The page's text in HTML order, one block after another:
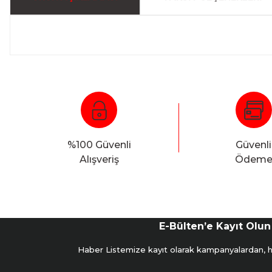
%100 Güvenli
Alışveriş
Güvenli
Ödeme
E-Bülten’e Kayıt Olun
Haber Listemize kayıt olarak kampanyalardan,